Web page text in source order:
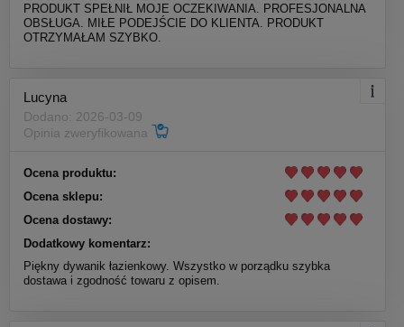
PRODUKT SPEŁNIŁ MOJE OCZEKIWANIA. PROFESJONALNA
OBSŁUGA. MIŁE PODEJŚCIE DO KLIENTA. PRODUKT
OTRZYMAŁAM SZYBKO.
Lucyna
Dodano: 2026-03-09
Opinia zweryfikowana
Ocena produktu:
Ocena sklepu:
Ocena dostawy:
Dodatkowy komentarz:
Piękny dywanik łazienkowy. Wszystko w porządku szybka
dostawa i zgodność towaru z opisem.